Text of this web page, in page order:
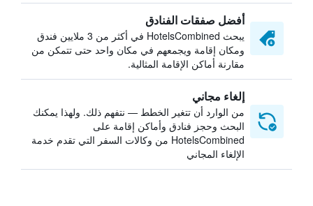
أفضل صفقات الفنادق
يبحث HotelsCombined في أكثر من 3 ملايين فندق
ومكان إقامة ويجمعهم في مكان واحد حتى تتمكن من
مقارنة أماكن الإقامة المثالية.
إلغاء مجاني
من الوارد أن تتغير الخطط — نتفهم ذلك. ولهذا يمكنك
البحث وحجز فنادق وأماكن إقامة على
HotelsCombined من وكالات السفر التي تقدم خدمة
الإلغاء المجاني